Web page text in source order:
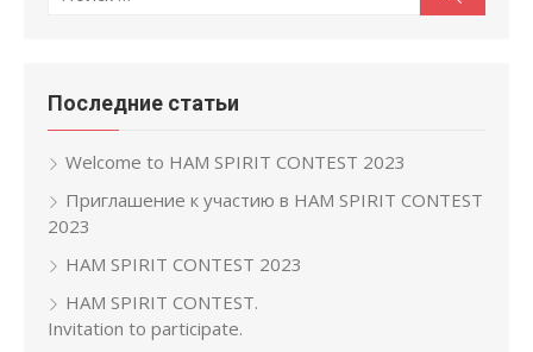
Последние статьи
Welcome to HAM SPIRIT CONTEST 2023
Приглашение к участию в HAM SPIRIT CONTEST
2023
HAM SPIRIT CONTEST 2023
HAM SPIRIT CONTEST.
Invitation to participate.